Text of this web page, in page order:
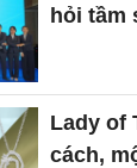
hỏi tầm
Lady of
cách,